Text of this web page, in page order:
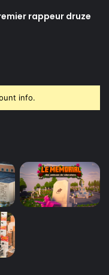
rappeur druze
info.